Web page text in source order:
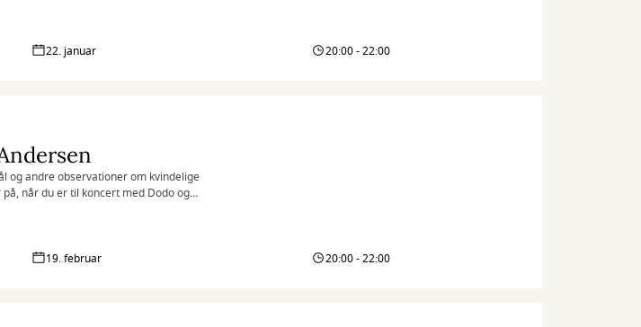
22. januar 20:00 - 22:00
og andre observationer om kvindelige
når du er til koncert med Dodo og
19. februar 20:00 - 22:00